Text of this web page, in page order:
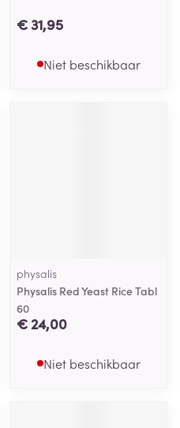
€ 31,95
Niet beschikbaar
physalis
Physalis Red Yeast Rice Tabl
60
€ 24,00
Niet beschikbaar